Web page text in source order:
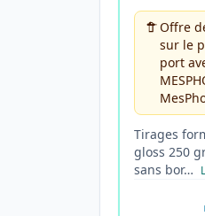
Offre
sur le
port
Tirages
gloss 250
sans bor…